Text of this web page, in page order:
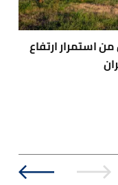
استمرار ارتفاع